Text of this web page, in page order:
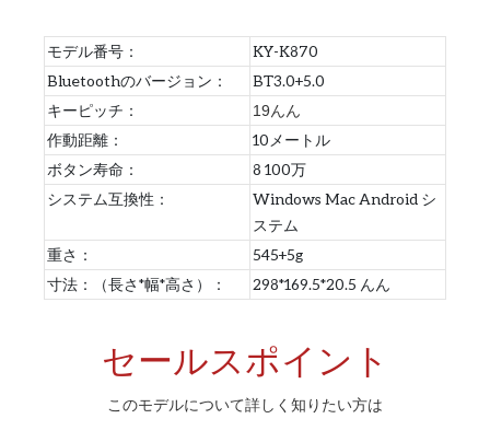
モデル番号：
KY-K870
Bluetoothのバージョン：
BT3.0+5.0
キーピッチ：
19んん
作動距離：
10メートル
ボタン寿命：
8 100万
システム互換性：
Windows Mac Android シ
ステム
重さ：
545+5g
寸法：（長さ*幅*高さ）：
298*169.5*20.5 んん
セールスポイント
このモデルについて詳しく知りたい方は